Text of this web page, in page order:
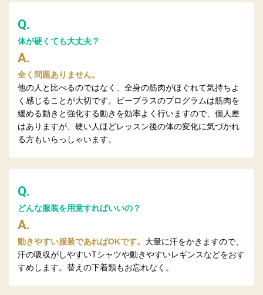
Q.
体が硬くても大丈夫？
A.
全く問題ありません。
他の人と比べるのではなく、全身の筋肉がほぐれて気持ちよ
く感じることが大切です。ビープラスのプログラムは筋肉を
緩める動きと強化する動きを効率よく行いますので、個人差
はありますが、硬い人ほどレッスン後の体の変化に気づかれ
る方もいらっしゃいます。
Q.
どんな服装を用意すればいいの？
A.
動きやすい服装であればOKです。 大量に汗をかきますので、
汗の吸収がしやすいTシャツや動きやすいレギンスなどをおす
すめします。替えの下着類もお忘れなく。